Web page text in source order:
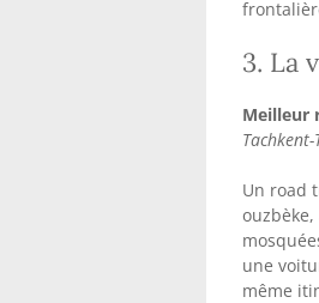
3. La
Meilleur
Un road
une
même